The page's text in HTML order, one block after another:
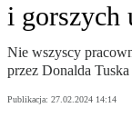
i gorszych
Nie wszyscy
przez Donalda
Publikacja: 27.02.2024 14:14